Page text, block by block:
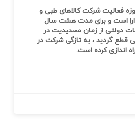
فعالیت شرکت کالاهای طبی و
است و برای مدت هشت سال
دولتی از زمان محدیدیت در
قطع گردید ، به تازگی شرکت در
اندازی کرده است.